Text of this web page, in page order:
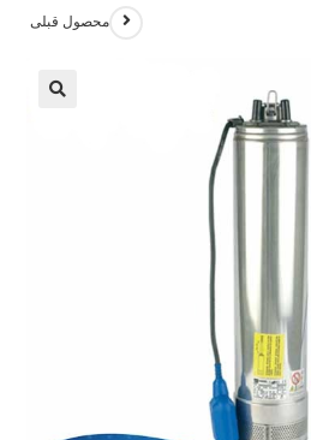
محصول قبلی